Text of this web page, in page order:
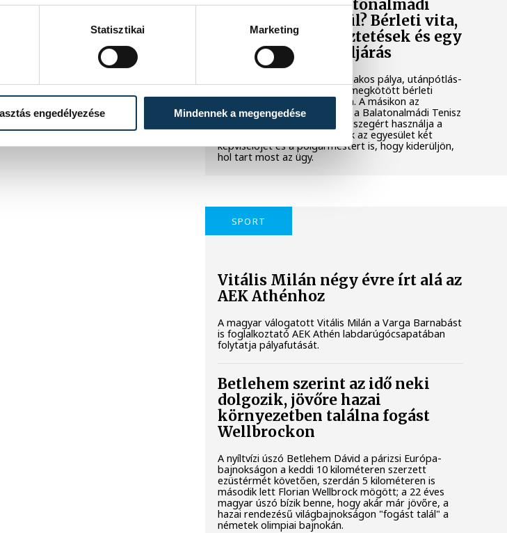
Statisztikai Marketing
engedélyezése Mindennek a megengedése
Mi történik a balatonalmádi
teniszpályák körül? Bérleti vita,
megszakadt egyeztetések és egy
tisztázatlan jogi eljárás
Évtizedes hagyomány, hat salakos pálya, utánpótlás-
nevelés és egy hosszú távra megkötött bérleti
szerződés áll az egyik oldalon. A másikon az
önkormányzat, amely szerint a Balatonalmádi Tenisz
Klub aránytalanul alacsony összegért használja a
városi területet. Megkerestük az egyesület két
képviselőjét és a polgármestert is, hogy kiderüljön,
hol tart most az ügy.
SPORT
Vitális Milán négy évre írt alá az
AEK Athénhoz
A magyar válogatott Vitális Milán a Varga Barnabást
is foglalkoztató AEK Athén labdarúgócsapatában
folytatja pályafutását.
Betlehem szerint az idő neki
dolgozik, jövőre hazai
környezetben találna fogást
Wellbrockon
A nyíltvízi úszó Betlehem Dávid a párizsi Európa-
bajnokságon a keddi 10 kilométeren szerzett
ezüstérmét követően, szerdán 5 kilométeren is
második lett Florian Wellbrock mögött; a 22 éves
magyar úszó bízik benne, hogy akár már jövőre, a
hazai rendezésű világbajnokságon "fogást talál" a
németek olimpiai bajnokán.